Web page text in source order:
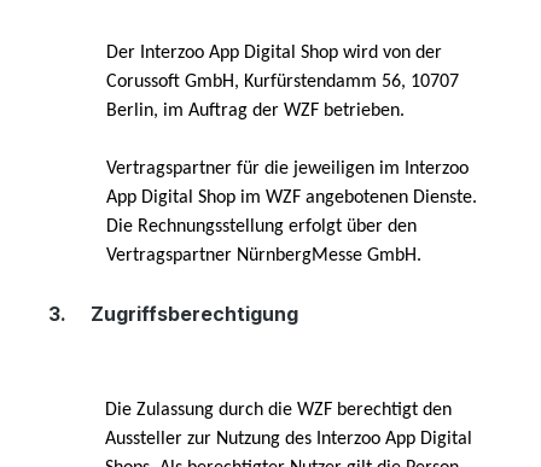
Der Interzoo App Digital Shop wird von der
Corussoft GmbH, Kurfürstendamm 56, 10707
Berlin, im Auftrag der WZF betrieben.
Vertragspartner für die jeweiligen im Interzoo
App Digital Shop im WZF angebotenen Dienste.
Die Rechnungsstellung erfolgt über den
Vertragspartner NürnbergMesse GmbH.
3. Zugriffsberechtigung
Die Zulassung durch die WZF berechtigt den
Aussteller zur Nutzung des Interzoo App Digital